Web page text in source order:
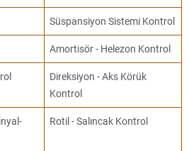
Süspansiyon Sistemi Kontrol
Amortisör - Helezon Kontrol
Direksiyon - Aks Körük
Kontrol
Rotil - Salıncak Kontrol